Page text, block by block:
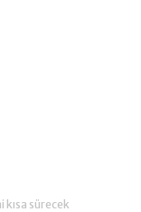
sürecek